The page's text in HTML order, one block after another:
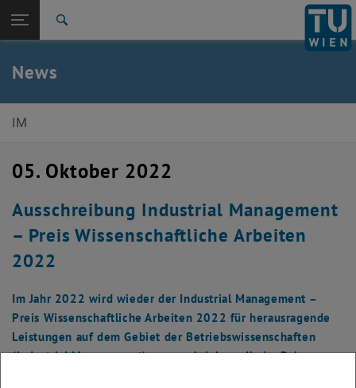
TU Login
Quicklinks
Quicklinks-Menü umschalten
Studium
Zur 1. Menü Ebene
E330-Institut für Managementwissenschaften
News
IM
05. Oktober 2022
Ausschreibung Industrial Management
– Preis Wissenschaftliche Arbeiten
2022
Im Jahr 2022 wird wieder der Industrial Management –
Preis Wissenschaftliche Arbeiten 2022 für herausragende
Leistungen auf dem Gebiet der Betriebswissenschaften
(Industrial Management) ausgeschrieben, die im Rahmen